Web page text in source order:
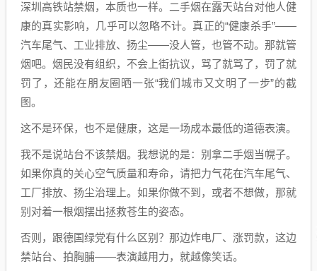
深圳高铁站禁烟，本质也一样。二手烟在露天站台对他人健
康的真实影响，几乎可以忽略不计。真正的“健康杀手”——
汽车尾气、工业排放、扬尘——没人管，也管不动。那就管
烟吧。烟民没有组织，不会上街抗议，骂了就骂了，罚了就
罚了，还能在朋友圈晒一张“我们城市又文明了一步”的截
图。
这不是环保，也不是健康，这是一场成本最低的道德表演。
我不是说站台不该禁烟。我想说的是：别拿二手烟当幌子。
如果你真的关心空气质量和寿命，请把力气花在汽车尾气、
工厂排放、扬尘治理上。如果你做不到，或者不想做，那就
别对着一根烟摆出拯救苍生的姿态。
否则，跟德国绿党有什么区别？那边炸电厂、涨罚款，这边
禁站台、拍胸脯——表演越用力，就越像笑话。